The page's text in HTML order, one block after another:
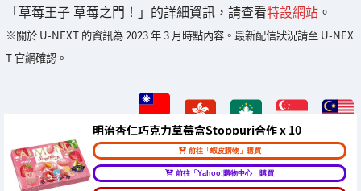
「草莓王子 草莓之門！」的詳細資訊，請查看特設網站 。
※關於 U-NEXT 的資訊為 2023 年 3 月時點內容。最新配信狀況請至 U-NEX
T 官網確認。
明治杏仁巧克力草莓盒Stoppuri合作 x 10
前往「蝦皮購物」購買
前往「Yahoo!購物中心」購買